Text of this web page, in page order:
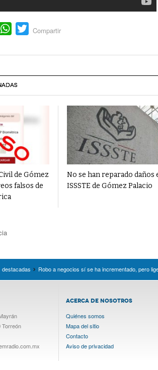
WhatsApp
Twitter
Compartir
de Gómez
falsos de
No se han reparado daños
ISSSTE de Gómez Palacio
destacadas Robo a negocios sí se ha incrementado, pero
Torreón
ACERCA DE NOSOTROS
Quiénes somos
Mapa del sitio
Contacto
Aviso de privacidad